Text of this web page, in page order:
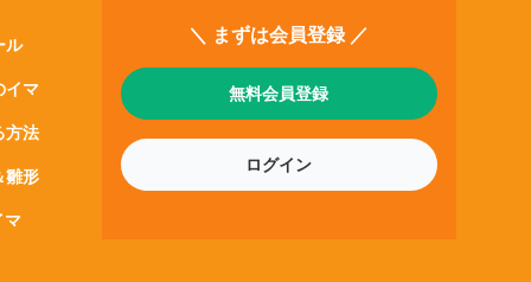
ル
イマ
方法
雛形
マ
＼ まずは会員登録 ／
無料会員登録
ログイン